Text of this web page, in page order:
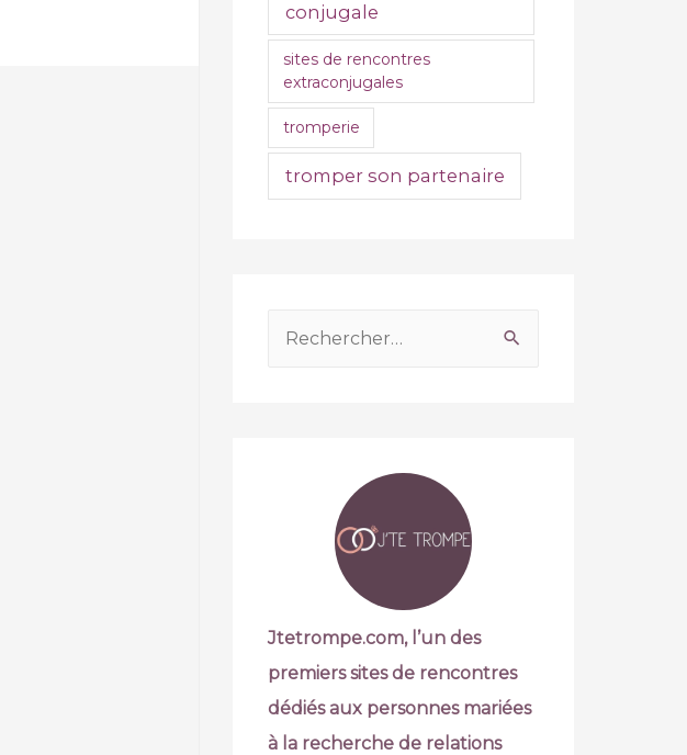
conjugale
sites de rencontres
extraconjugales
tromperie
tromper son partenaire
Jtetrompe.com, l’un des
premiers sites de rencontres
dédiés aux personnes mariées
à la recherche de relations